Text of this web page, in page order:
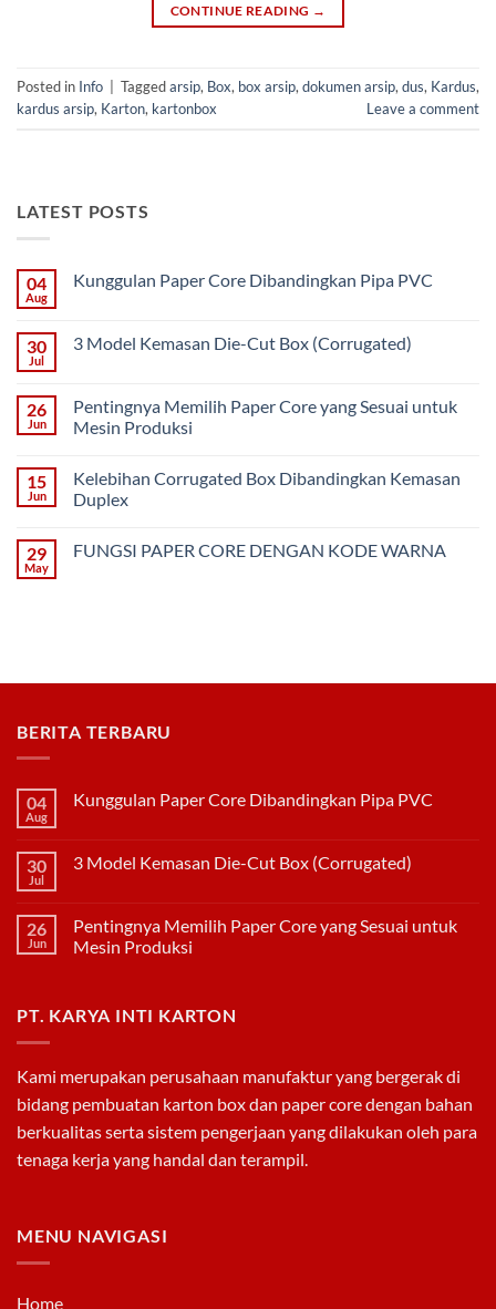
CONTINUE READING →
Posted in Info Taggedarsip, Box, box arsip,dokumen arsip,dus, Kardus,
kardus arsip, Karton, kartonbox Leave a comment
LATEST POSTS
04
Aug
Kunggulan Paper Core Dibandingkan Pipa PVC
Kunggulan
Pipa
PVC
30
Jul
3 Model Kemasan Die-Cut Box (Corrugated)
3
Model
Kemasan
Box
(Corrugated)
26
Jun
Pentingnya Memilih Paper Core yang Sesuai untuk
Mesin Produksi
on
Pentingnya
Memilih
yang
15
Jun
Kelebihan Corrugated Box Dibandingkan Kemasan
Duplex
on
29
May
FUNGSI PAPER CORE DENGAN KODE WARNA
WARNA
BERITA TERBARU
04
Aug
Kunggulan Paper Core Dibandingkan Pipa PVC
Kunggulan
Pipa
PVC
30
Jul
3 Model Kemasan Die-Cut Box (Corrugated)
3
Model
Kemasan
(Corrugated)
26
Jun
Pentingnya Memilih Paper Core yang Sesuai untuk
Mesin Produksi
Pentingnya
Memilih
Sesuai
Mesin
Produksi
PT. KARYA INTI KARTON
Kami merupakan perusahaan manufaktur yang bergerak di
bidang pembuatan karton boxdan paper coredengan bahan
berkualitas serta sistem pengerjaan yang dilakukan oleh para
tenaga kerja yang handal dan terampil.
MENU NAVIGASI
Home